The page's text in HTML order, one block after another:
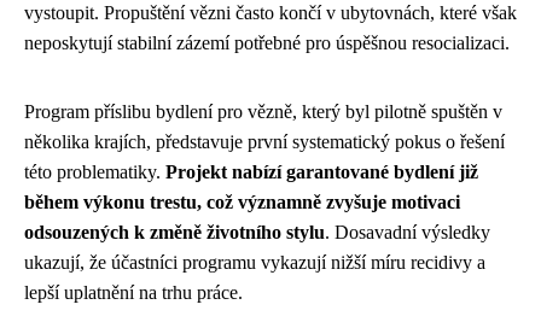
vystoupit. Propuštění vězni často končí v ubytovnách, které však
neposkytují stabilní zázemí potřebné pro úspěšnou resocializaci.
Program příslibu bydlení pro vězně, který byl pilotně spuštěn v
několika krajích, představuje první systematický pokus o řešení
této problematiky. Projekt nabízí garantované bydlení již
během výkonu trestu, což významně zvyšuje motivaci
odsouzených k změně životního stylu. Dosavadní výsledky
ukazují, že účastníci programu vykazují nižší míru recidivy a
lepší uplatnění na trhu práce.